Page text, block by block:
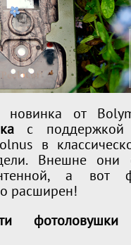
новинка от
с поддержкой
в
Внешне они
а вот
расширен!
фотоловушки